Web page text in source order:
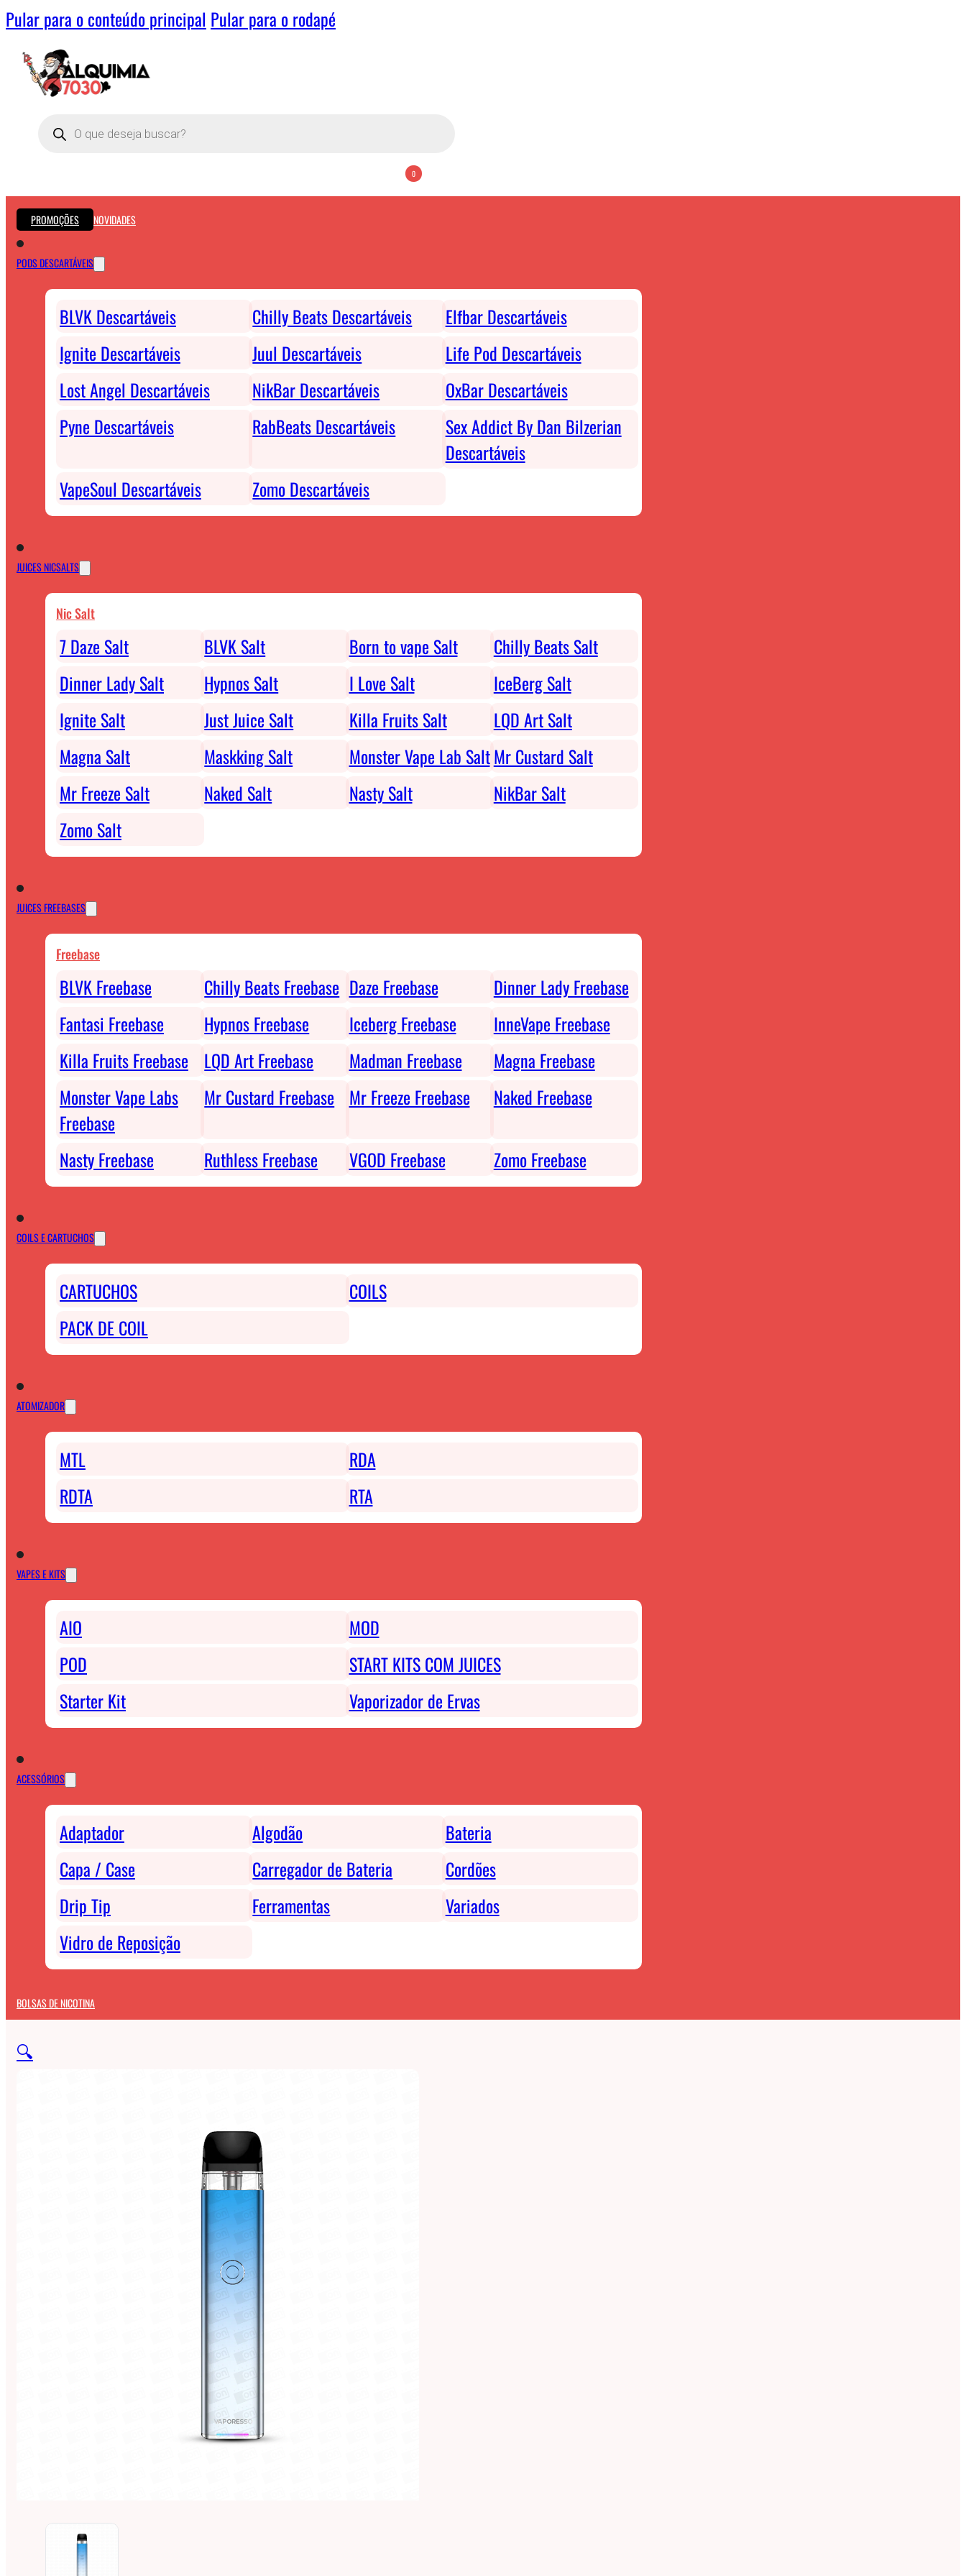
Pular para o conteúdo principal Pular para o rodapé
Pesquisar
produtos
0
PROMOÇÕES NOVIDADES
PODS DESCARTÁVEIS
BLVK Descartáveis Chilly Beats Descartáveis
Elfbar Descartáveis
Ignite Descartáveis
Juul Descartáveis
Life Pod Descartáveis
Lost Angel Descartáveis
NikBar Descartáveis
OxBar Descartáveis
Pyne Descartáveis
RabBeats Descartáveis
Sex Addict By Dan Bilzerian
Descartáveis
VapeSoul Descartáveis
Zomo Descartáveis
JUICES NICSALTS
Nic Salt
7 Daze Salt BLVK Salt Born to vape Salt
Chilly Beats Salt
Dinner Lady Salt
Hypnos Salt I Love Salt
IceBerg Salt
Ignite Salt
Just Juice Salt Killa Fruits Salt
LQD Art Salt
Magna Salt
Maskking Salt Monster Vape Lab SaltMr Custard Salt
Mr Freeze Salt
Naked Salt Nasty Salt
NikBar Salt
Zomo Salt
JUICES FREEBASES
Freebase
BLVK Freebase Chilly Beats Freebase Daze Freebase
Dinner Lady Freebase
Fantasi Freebase
Hypnos Freebase Iceberg Freebase
InneVape Freebase
Killa Fruits Freebase
LQD Art Freebase Madman Freebase
Magna Freebase
Monster Vape Labs
Freebase
Mr Custard Freebase Mr Freeze Freebase Naked Freebase
Nasty Freebase Ruthless Freebase VGOD Freebase Zomo Freebase
COILS E CARTUCHOS
CARTUCHOS
COILS
PACK DE COIL
ATOMIZADOR
MTL
RDA
RDTA
RTA
VAPES E KITS
AIO
MOD
POD
START KITS COM JUICES
Starter Kit
Vaporizador de Ervas
ACESSÓRIOS
Adaptador Algodão
Bateria
Capa / Case
Carregador de Bateria
Cordões
Drip Tip
Ferramentas
Variados
Vidro de Reposição
BOLSAS DE NICOTINA
🔍